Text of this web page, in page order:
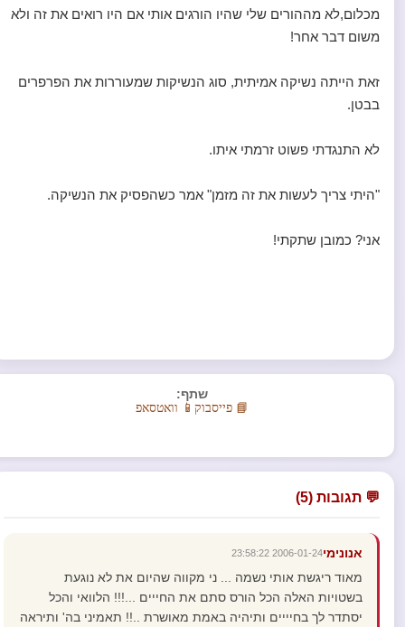
מכלום,לא מההורים שלי שהיו הורגים אותי אם היו רואים את זה ולא
משום דבר אחר!
זאת הייתה נשיקה אמיתית, סוג הנשיקות שמעוררות את הפרפרים
בבטן.
לא התנגדתי פשוט זרמתי איתו.
"היתי צריך לעשות את זה מזמן" אמר כשהפסיק את הנשיקה.
אני? כמובן שתקתי!
שתף:
📘 פייסבוק 📱 וואטסאפ
💬 תגובות (5)
אנונימי2006-01-24 23:58:22
מאוד ריגשת אותי נשמה ... ני מקווה שהיום את לא נוגעת
בשטויות האלה הכל הורס סתם את החייים ...!!! הלוואי והכל
יסתדר לך בחיייים ותיהיה באמת מאושרת ..!! תאמיני בה' ותיראה